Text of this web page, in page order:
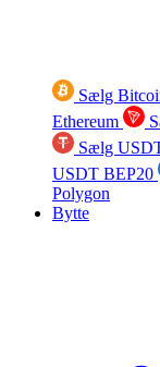
Sælg
Ethereum
Sælg
USDT BEP20
Polygon
Bytte